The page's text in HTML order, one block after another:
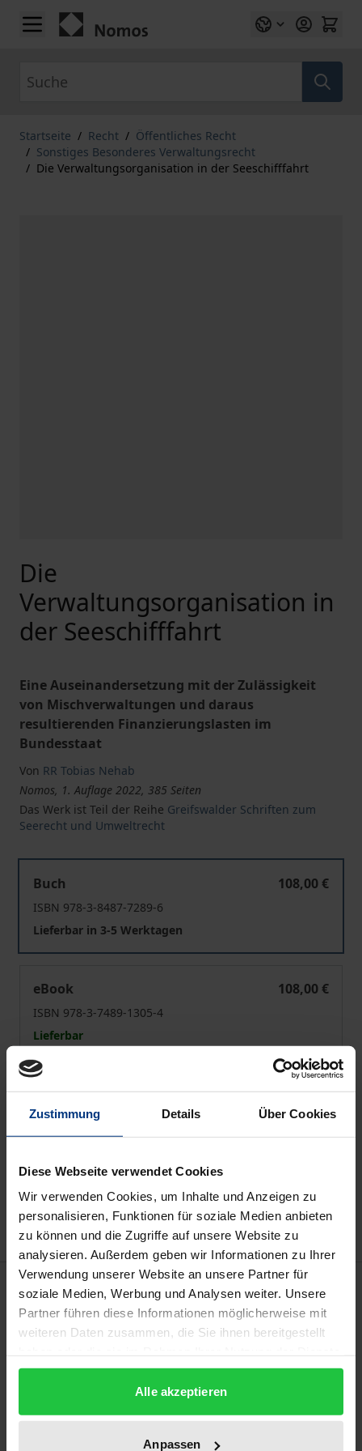
Zustimmung Details Über Cookies
Diese Webseite verwendet Cookies
Wir verwenden Cookies, um Inhalte und Anzeigen zu
personalisieren, Funktionen für soziale Medien anbieten
zu können und die Zugriffe auf unsere Website zu
analysieren. Außerdem geben wir Informationen zu Ihrer
Verwendung unserer Website an unsere Partner für
soziale Medien, Werbung und Analysen weiter. Unsere
Partner führen diese Informationen möglicherweise mit
weiteren Daten zusammen, die Sie ihnen bereitgestellt
gesammelt haben.
Alle akzeptieren
Anpassen
Zum Inhalt springen
Startseite / Recht / Öffentliches Recht
/ Sonstiges Besonderes Verwaltungsrecht
/ Die Verwaltungsorganisation in der Seeschifffahrt
Die
Verwaltungsorganisation in
der Seeschifffahrt
Eine Auseinandersetzung mit der Zulässigkeit
von Mischverwaltungen und daraus
resultierenden Finanzierungslasten im
Bundesstaat
Von RR Tobias Nehab
Nomos, 1. Auflage 2022, 385 Seiten
Das Werk ist Teil der Reihe Greifswalder Schriften zum
Seerecht und Umweltrecht
Buch
108,00 €
ISBN 978-3-8487-7289-6
Lieferbar in 3-5 Werktagen
eBook
108,00 €
ISBN 978-3-7489-1305-4
Lieferbar
Preisangaben inkl. MwSt. Abhängig von der Lieferadresse
kann die MwSt. an der Kasse variieren.
Zur Wunschliste hinzufügen
Hinweise zu Versandkosten
Beschreibung
Diese Arbeit stellt die komplexe deutsche
werden zunächst die gesetzlich geregelten
Zuständigkeiten und sodann die zahlreichen
Kooperationen zwischen den Bundes-, insbesondere